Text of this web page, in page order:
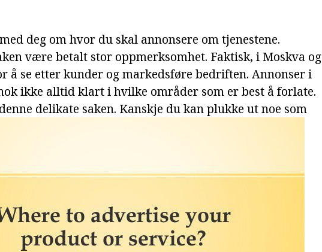
deg om hvor du skal annonsere om tjenestene.
være betalt stor oppmerksomhet. Faktisk, i Moskva og
å se etter kunder og markedsføre bedriften. Annonser i
ikke alltid klart i hvilke områder som er best å forlate.
delikate saken. Kanskje du kan plukke ut noe som